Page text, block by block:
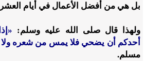
بل هي من أفضل الأعمال في أيام
ولهذا قال صلى الله عليه وسلم:
أحدكم أن يضحي فلا يمس من شعره
مسلم.